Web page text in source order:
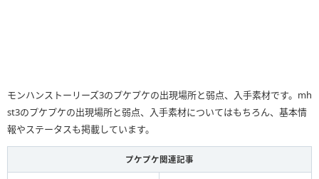
モンハンストーリーズ3のプケプケの出現場所と弱点、入手素材です。mh
st3のプケプケの出現場所と弱点、入手素材についてはもちろん、基本情
報やステータスも掲載しています。
プケプケ関連記事